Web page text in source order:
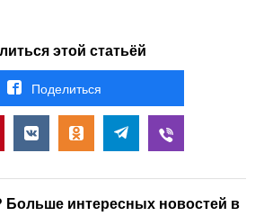
этой статьёй
Поделиться
Больше интересных новостей в